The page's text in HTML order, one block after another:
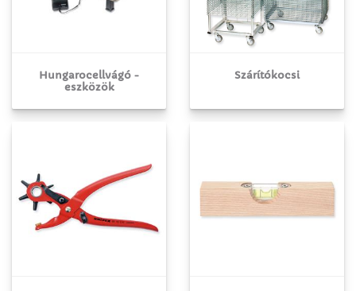
Hungarocellvágó -
eszközök
Szárítókocsi